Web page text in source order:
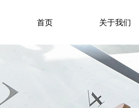
首页 关于我们